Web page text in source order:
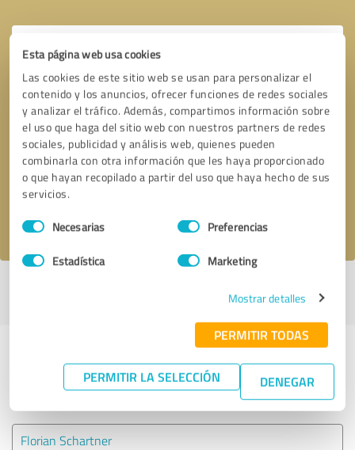
Esta página web usa cookies
Las cookies de este sitio web se usan para personalizar el
contenido y los anuncios, ofrecer funciones de redes sociales
y analizar el tráfico. Además, compartimos información sobre
el uso que haga del sitio web con nuestros partners de redes
sociales, publicidad y análisis web, quienes pueden
combinarla con otra información que les haya proporcionado
o que hayan recopilado a partir del uso que haya hecho de sus
servicios.
Selección
de
Necesarias Preferencias
Estadística Marketing
Mostrar detalles
PERMITIR TODAS
PERMITIR LA SELECCIÓN DENEGAR
Solicitar una llamada * campos obligatorios
Enviar reseña
Acepto la
Informar de un problema
Experiencias con otros
proveedores de servicios del sector
Florian Schartner